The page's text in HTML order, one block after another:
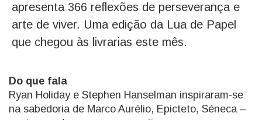
apresenta 366 reflexões de perseverança e
arte de viver. Uma edição da Lua de Papel
que chegou às livrarias este mês.
Do que fala
Ryan Holiday e Stephen Hanselman inspiraram-se
na sabedoria de Marco Aurélio, Epicteto, Séneca –